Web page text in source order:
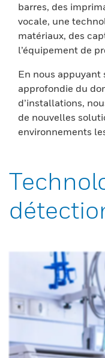
barres, des
vocale, une
matériaux, des
l’équipement de
En nous appuyant
approfondie du
d’installations,
de nouvelles
environnements